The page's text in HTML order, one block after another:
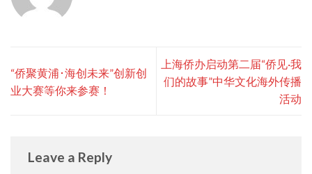
“侨聚黄浦･海创未来”创新创
业大赛等你来参赛！
上海侨办启动第二届“侨见·我
们的故事”中华文化海外传播
活动
Leave a Reply